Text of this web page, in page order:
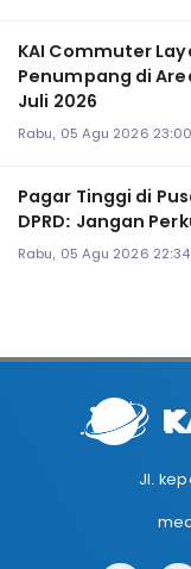
KAI Commuter
Penumpang di
Juli 2026
Rabu, 05 Agu 2026
Pagar Tinggi di
DPRD: Jangan
Rabu, 05 Agu 2026 22:34
Jl.